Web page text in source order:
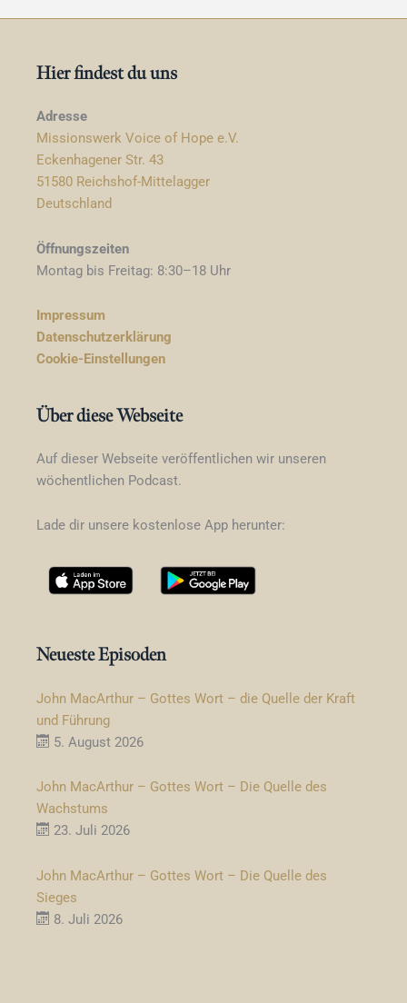
Hier findest du uns
Adresse
Missionswerk Voice of Hope e.V.
Eckenhagener Str. 43
51580 Reichshof-Mittelagger
Deutschland
Öffnungszeiten
Montag bis Freitag: 8:30–18 Uhr
Impressum
Datenschutzerklärung
Cookie-Einstellungen
Über diese Webseite
Auf dieser Webseite veröffentlichen wir unseren
wöchentlichen Podcast.
Lade dir unsere kostenlose App herunter:
Neueste Episoden
John MacArthur – Gottes Wort – die Quelle der Kraft
und Führung
5. August 2026
John MacArthur – Gottes Wort – Die Quelle des
Wachstums
23. Juli 2026
John MacArthur – Gottes Wort – Die Quelle des
Sieges
8. Juli 2026